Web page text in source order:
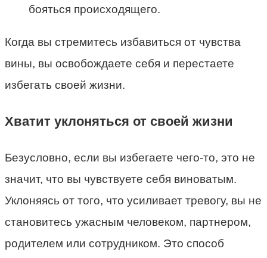
бояться происходящего.
Когда вы стремитесь избавиться от чувства
вины, вы освобождаете себя и перестаете
избегать своей жизни.
Хватит уклоняться от своей жизни
Безусловно, если вы избегаете чего-то, это не
значит, что вы чувствуете себя виноватым.
Уклоняясь от того, что усиливает тревогу, вы не
становитесь ужасным человеком, партнером,
родителем или сотрудником. Это способ